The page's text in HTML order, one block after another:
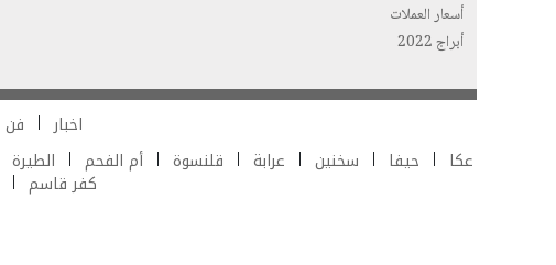
أسعار العملات
أبراج 2022
اخبار فن
عكا
حيفا سخنين عرابة قلنسوة أم الفحم الطيرة
كفر قاسم